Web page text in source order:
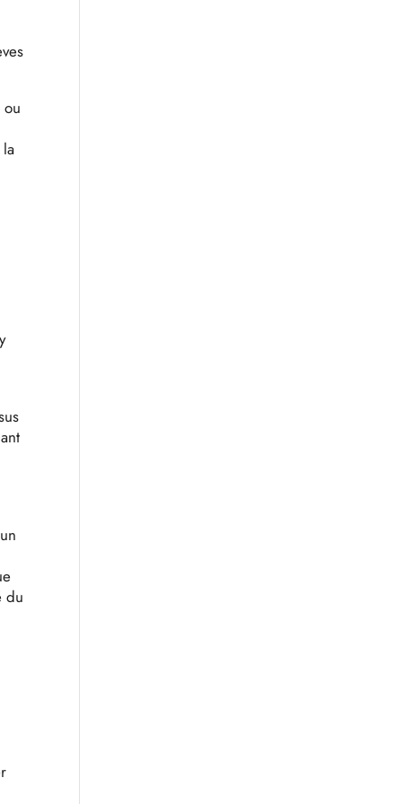
ou
du